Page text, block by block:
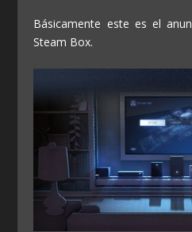
Básicamente este es el
Steam Box.